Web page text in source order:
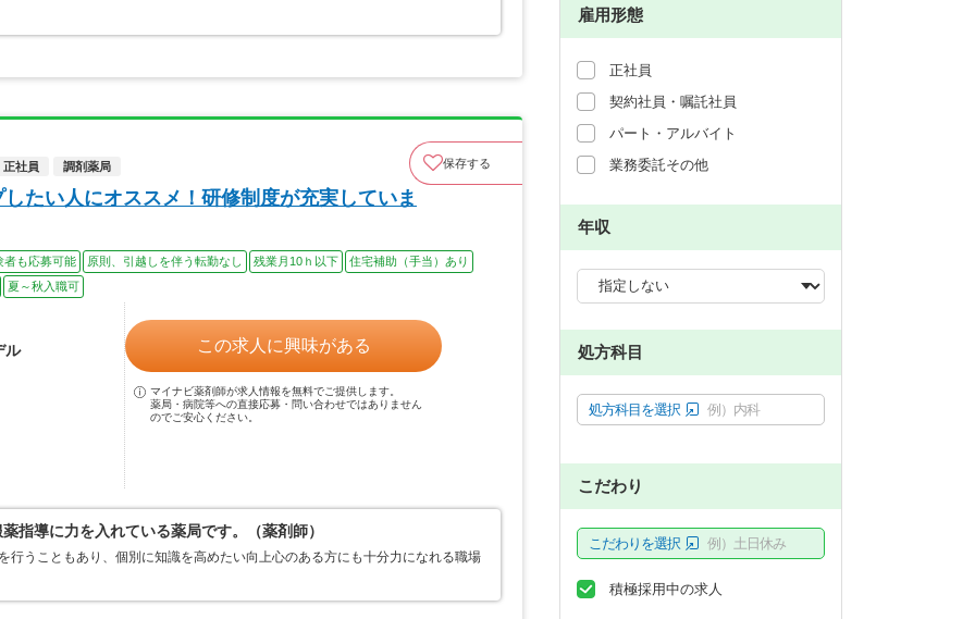
正社員 調剤薬局 保存する
たい人にオススメ！研修制度が充実していま
者も応募可能 原則、引越しを伴う転勤なし 残業月10ｈ以下
住宅補助（手当）あり
夏～秋入職可
ル この求人に興味がある
マイナビ薬剤師が求人情報を無料でご提供します。
薬局・病院等への直接応募・問い合わせではありません
のでご安心ください。
指導に力を入れている薬局です。（薬剤師）
行うこともあり、個別に知識を高めたい向上心のある方にも十分力になれる職場
雇用形態
正社員
契約社員・嘱託社員
パート・アルバイト
業務委託その他
年収
処方科目
処方科目を選択 例）内科
こだわり
こだわりを選択 例）土日休み
積極採用中の求人